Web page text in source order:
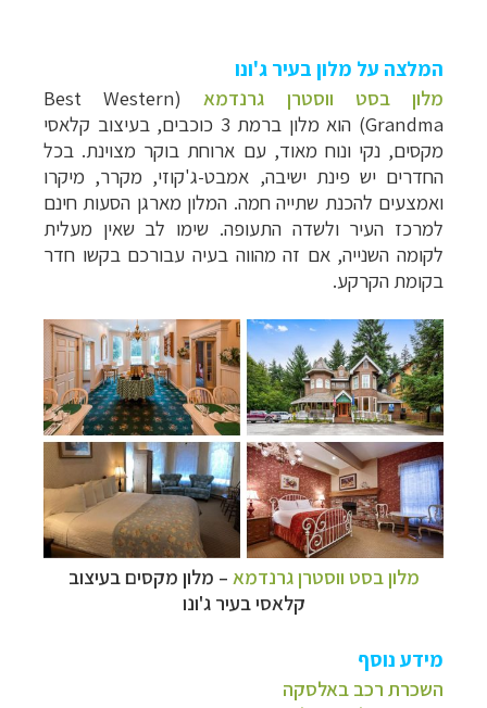
המלצה על מלון בעיר ג'ונו
מלון בסט ווסטרן גרנדמא
(Best Western
Grandma) הוא מלון ברמת 3 כוכבים, בעיצוב קלאסי
מקסים, נקי ונוח מאוד, עם ארוחת בוקר מצוינת. בכל
החדרים יש פינת ישיבה, אמבט-ג'קוזי, מקרר, מיקרו
ואמצעים להכנת שתייה חמה. המלון מארגן הסעות חינם
למרכז העיר ולשדה התעופה. שימו לב שאין מעלית
לקומה השנייה, אם זה מהווה בעיה עבורכם בקשו חדר
בקומת הקרקע.
מלון בסט ווסטרן גרנדמא – מלון מקסים בעיצוב
קלאסי בעיר ג'ונו
מידע נוסף
השכרת רכב באלסקה